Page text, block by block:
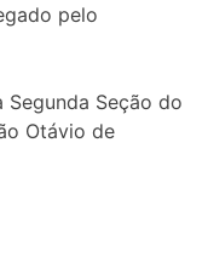
pelo
Seção do
Otávio de